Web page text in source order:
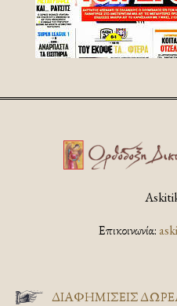
Επικοινωνία:
ΔΙΑΦΗΜΊΣΕΙΣ